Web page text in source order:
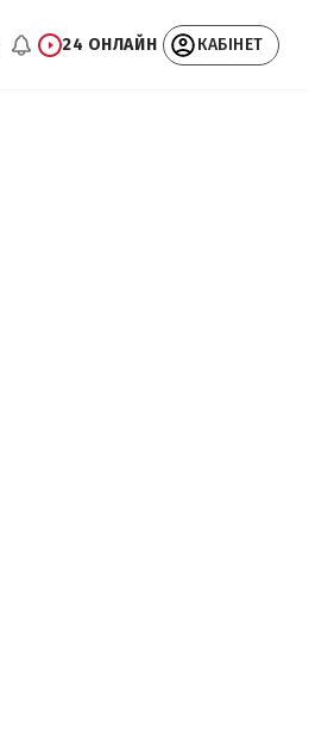
24 ОНЛАЙН КАБІНЕТ